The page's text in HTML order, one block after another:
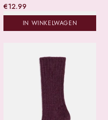
€12.99
IN WINKELWAGEN